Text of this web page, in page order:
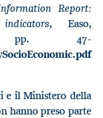
Report:
, Easo,
pp. 47-
e il Ministero della
hanno preso parte